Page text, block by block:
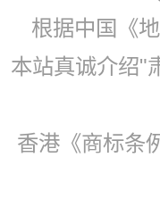
根据中国《
本站真诚介绍"
香港《商标条